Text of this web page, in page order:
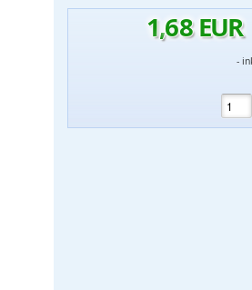
1,68EUR
-